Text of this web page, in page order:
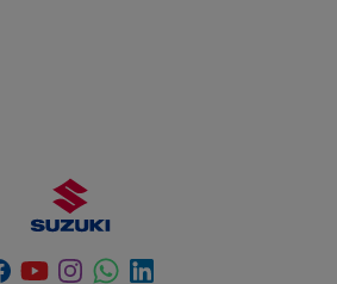
YoutubeInstagram
Whatsapp
Linkedin